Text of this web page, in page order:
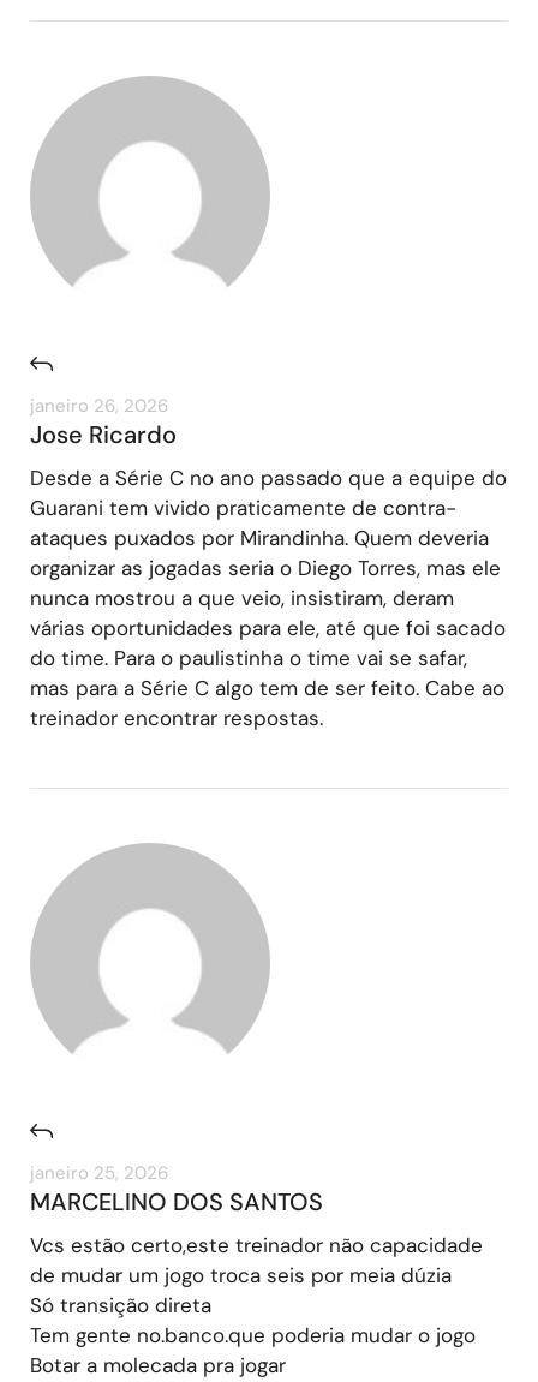
janeiro 26, 2026
Jose Ricardo
Desde a Série C no ano passado que a equipe do
Guarani tem vivido praticamente de contra-
ataques puxados por Mirandinha. Quem deveria
organizar as jogadas seria o Diego Torres, mas ele
nunca mostrou a que veio, insistiram, deram
várias oportunidades para ele, até que foi sacado
do time. Para o paulistinha o time vai se safar,
mas para a Série C algo tem de ser feito. Cabe ao
treinador encontrar respostas.
janeiro 25, 2026
MARCELINO DOS SANTOS
Vcs estão certo,este treinador não capacidade
de mudar um jogo troca seis por meia dúzia
Só transição direta
Tem gente no.banco.que poderia mudar o jogo
Botar a molecada pra jogar